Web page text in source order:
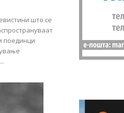
што се
поединци